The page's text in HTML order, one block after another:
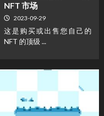
NFT 市场
2023-09-29
这是购买或出售您自己的
NFT 的顶级 ...